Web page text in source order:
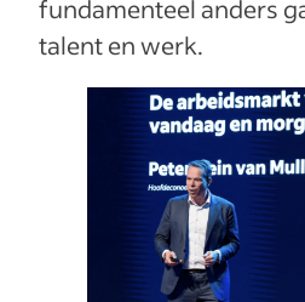
fundamenteel anders
talent en werk.